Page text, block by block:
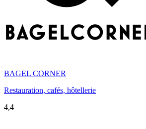
BAGEL CORNER
Restauration, cafés, hôtellerie
4,4